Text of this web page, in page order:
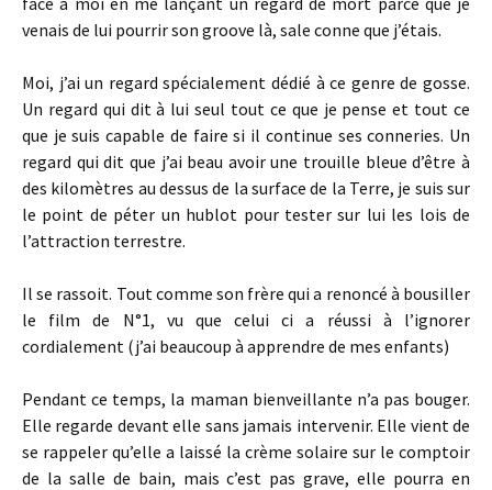
venais de lui pourrir son groove là, sale conne que j’étais.
Moi, j’ai un regard spécialement dédié à ce genre de gosse.
Un regard qui dit à lui seul tout ce que je pense et tout ce
que je suis capable de faire si il continue ses conneries. Un
regard qui dit que j’ai beau avoir une trouille bleue d’être à
des kilomètres au dessus de la surface de la Terre, je suis sur
le point de péter un hublot pour tester sur lui les lois de
l’attraction terrestre.
Il se rassoit. Tout comme son frère qui a renoncé à bousiller
le film de N°1, vu que celui ci a réussi à l’ignorer
cordialement (j’ai beaucoup à apprendre de mes enfants)
Pendant ce temps, la maman bienveillante n’a pas bouger.
Elle regarde devant elle sans jamais intervenir. Elle vient de
se rappeler qu’elle a laissé la crème solaire sur le comptoir
de la salle de bain, mais c’est pas grave, elle pourra en